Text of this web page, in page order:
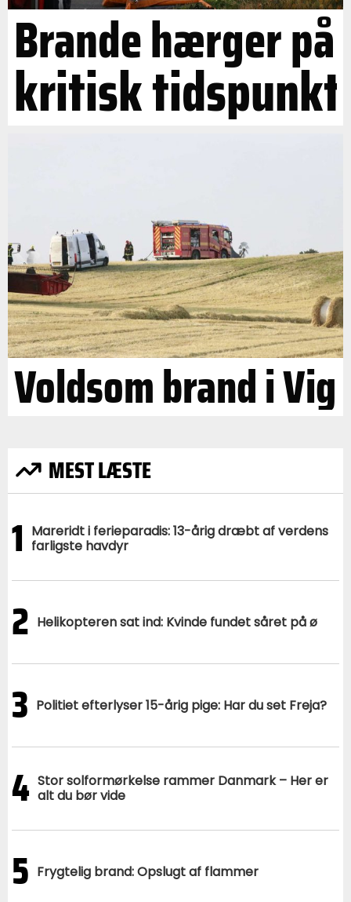
Brande hærger på
kritisk tidspunkt
Voldsom brand i Vig
MEST LÆSTE
1 Mareridt i ferieparadis: 13-årig dræbt af verdens
farligste havdyr
2 Helikopteren sat ind: Kvinde fundet såret på ø
3 Politiet efterlyser 15-årig pige: Har du set Freja?
4 Stor solformørkelse rammer Danmark – Her er
alt du bør vide
5 Frygtelig brand: Opslugt af flammer